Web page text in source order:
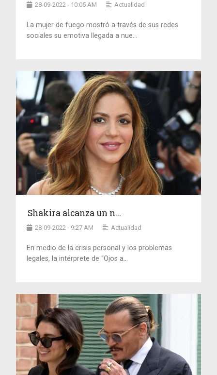
28-09-2022 - 10:05 AM Actualidad
La mujer de fuego mostró a través de sus redes
sociales su emotiva llegada a nue...
Shakira alcanza un n...
28-09-2022 - 9:27 AM Actualidad
En medio de la crisis personal y los problemas
legales, la intérprete de “Ojos a...